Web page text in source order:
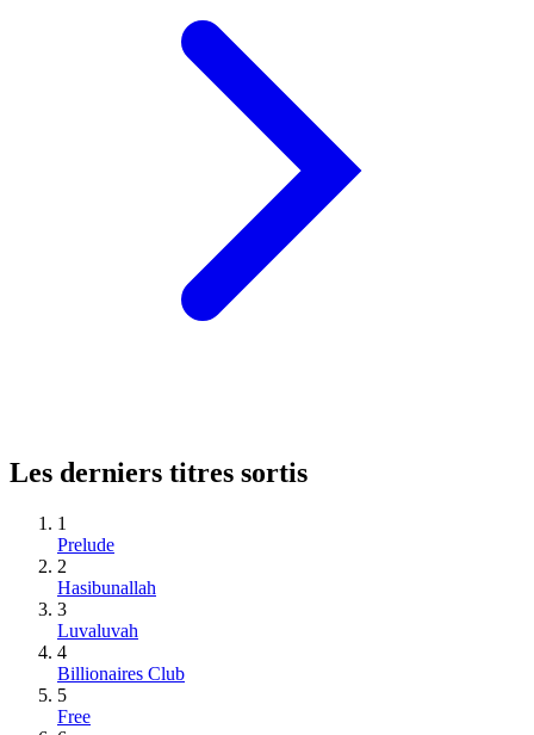
Les derniers titres sortis
1
Prelude
2
Hasibunallah
3
Luvaluvah
4
Billionaires Club
5
Free